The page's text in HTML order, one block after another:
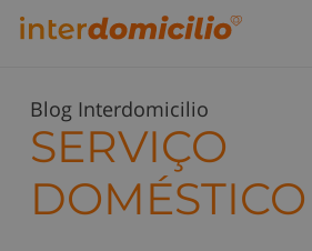
Blog Interdomicilio
SERVIÇO
DOMÉSTICO